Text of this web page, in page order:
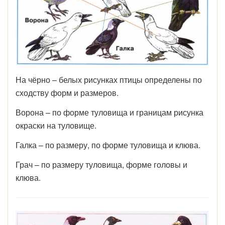
На чёрно – белых рисунках птицы определены по
сходству форм и размеров.
Ворона – по форме туловища и границам рисунка
окраски на туловище.
Галка – по размеру, по форме туловища и клюва.
Грач – по размеру туловища, форме головы и
клюва.